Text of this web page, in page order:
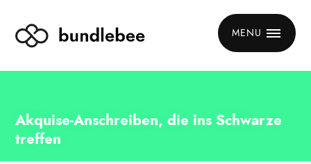
MENU
Akquise-Anschreiben, die ins Schwarze
treffen